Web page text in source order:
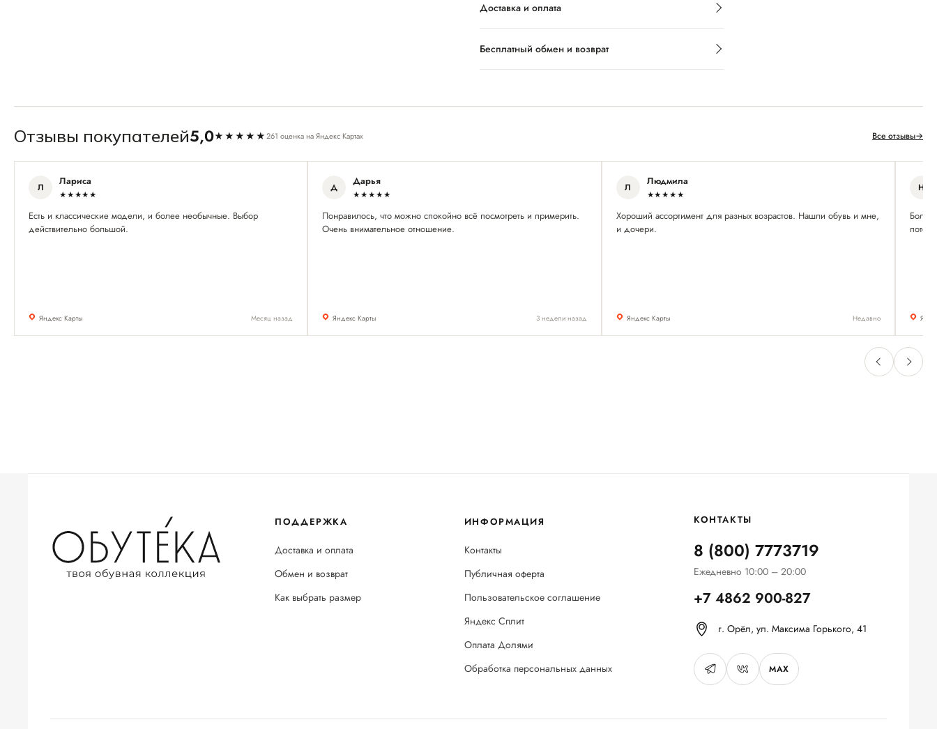
Доставка и оплата
Бесплатный обмен и возврат
Отзывы покупателей5,0★★★★★261 оценка на Яндекс Картах Все отзывы→
Л Лариса
★★★★★
Есть и классические модели, и более необычные. Выбор
действительно большой.
Яндекс Карты Месяц назад
Д Дарья
★★★★★
Понравилось, что можно спокойно всё посмотреть и примерить.
Очень внимательное отношение.
Яндекс Карты 3 недели назад
Л Людмила
★★★★★
Хороший ассортимент для разных возрастов. Нашли обувь и мне,
и дочери.
Яндекс Карты Недавно
Н
ПОДДЕРЖКА
Доставка и оплата
Обмен и возврат
Как выбрать размер
ИНФОРМАЦИЯ
Контакты
Публичная оферта
Пользовательское соглашение
Яндекс Сплит
Оплата Долями
Обработка персональных данных
КОНТАКТЫ
8 (800) 7773719
Ежедневно 10:00 – 20:00
+7 4862 900-827
г. Орёл, ул. Максима Горького, 41
MAX